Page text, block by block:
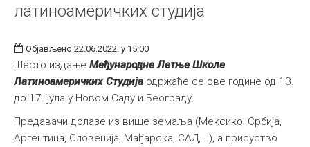
Библиотека
Међународна
латиноамеричких студија
Објављено 22.06.2022. у 15:00
Шесто издање Међународне Летње Школе
Латиноамеричких Студија одржаће се ове године од 13.
до 17. јула у Новом Саду и Београду.
Предавачи долазе из више земаља (Мексико, Србија,
Аргентина, Словенија, Мађарска, САД,...), а присуство